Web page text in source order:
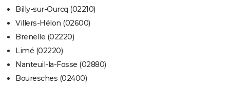
Billy-sur-Ourcq (02210)
Villers-Hélon (02600)
Brenelle (02220)
Limé (02220)
Nanteuil-la-Fosse (02880)
Bouresches (02400)